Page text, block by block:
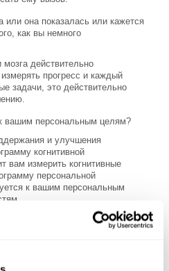
или она показалась или кажется
как вы немного
действительно
прогресс и каждый
задачи, это действительно
вашим персональным целям?
и улучшения
когнитивной
вам измерить когнитивные
персональной
к вашим персональным
трудно поддерживать,